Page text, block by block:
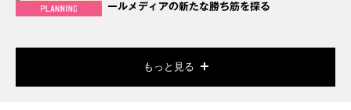
ールメディアの新たな勝ち筋を探る
もっと見る